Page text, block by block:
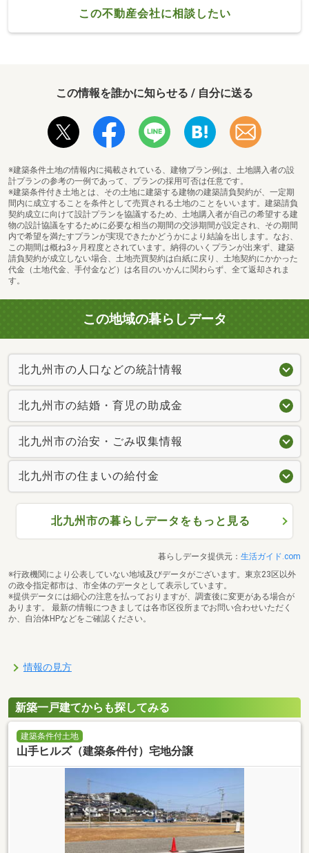
この不動産会社に相談したい
この情報を誰かに知らせる / 自分に送る
※建築条件土地の情報内に掲載されている、建物プラン例は、土地購入者の設
計プランの参考の一例であって、プランの採用可否は任意です。
※建築条件付き土地とは、その土地に建築する建物の建築請負契約が、一定期
間内に成立することを条件として売買される土地のことをいいます。建築請負
契約成立に向けて設計プランを協議するため、土地購入者が自己の希望する建
物の設計協議をするために必要な相当の期間の交渉期間が設定され、その期間
内で希望を満たすプランが実現できたかどうかにより結論を出します。なお、
この期間は概ね3ヶ月程度とされています。納得のいくプランが出来ず、建築
請負契約が成立しない場合、土地売買契約は白紙に戻り、土地契約にかかった
代金（土地代金、手付金など）は名目のいかんに関わらず、全て返却されま
す。
この地域の暮らしデータ
北九州市の人口などの統計情報
北九州市の結婚・育児の助成金
北九州市の治安・ごみ収集情報
北九州市の住まいの給付金
北九州市の暮らしデータをもっと見る
暮らしデータ提供元： 生活ガイド.com
※行政機関により公表していない地域及びデータがございます。東京23区以外
の政令指定都市は、市全体のデータとして表示しています。
※提供データには細心の注意を払っておりますが、調査後に変更がある場合が
あります。 最新の情報につきましては各市区役所までお問い合わせいただく
か、自治体HPなどをご確認ください。
情報の見方
新築一戸建てからも探してみる
建築条件付土地
山手ヒルズ（建築条件付）宅地分譲